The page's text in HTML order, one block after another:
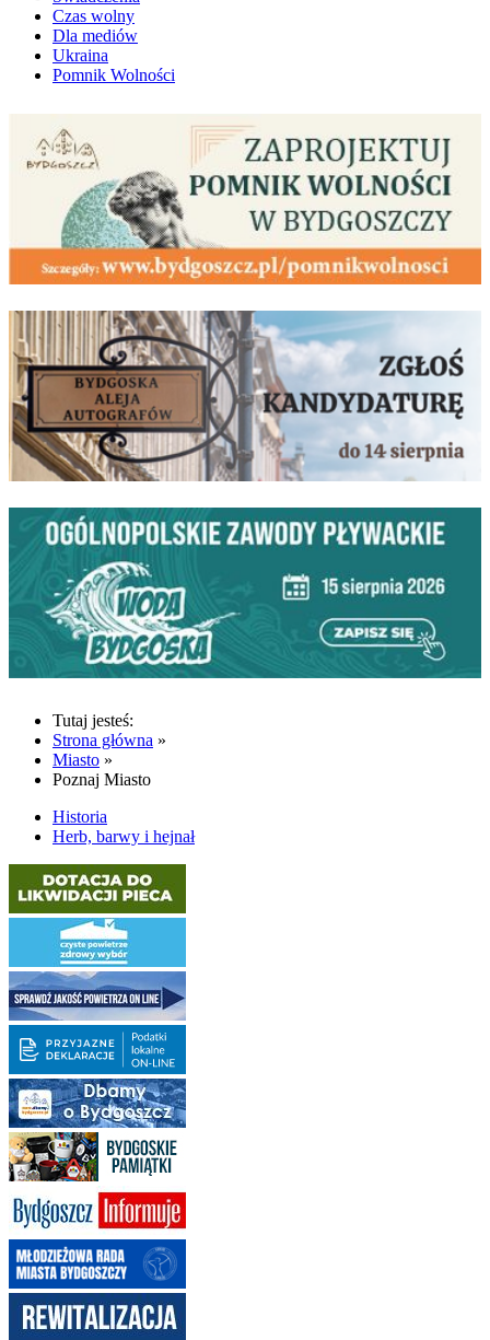
Czas wolny
Dla mediów
Ukraina
Pomnik Wolności
Tutaj jesteś:
Strona główna »
Miasto »
Poznaj Miasto
Historia
Herb, barwy i hejnał